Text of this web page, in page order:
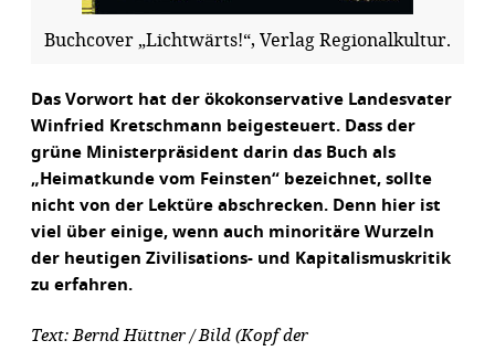
Buchcover „Lichtwärts!“, Verlag Regionalkultur.
Das Vorwort hat der ökokonservative Landesvater
Winfried Kretschmann beigesteuert. Dass der
grüne Ministerpräsident darin das Buch als
„Heimatkunde vom Feinsten“ bezeichnet, sollte
nicht von der Lektüre abschrecken. Denn hier ist
viel über einige, wenn auch minoritäre Wurzeln
der heutigen Zivilisations- und Kapitalismuskritik
zu erfahren.
Text: Bernd Hüttner / Bild (Kopf der